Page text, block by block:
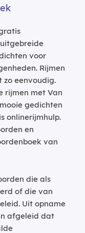
voor
Rijmen
zo eenvoudig.
rijmen met Van
gedichten
onlinerijmhulp.
en
van
die als
of die van
Uit opname
afgeleid dat